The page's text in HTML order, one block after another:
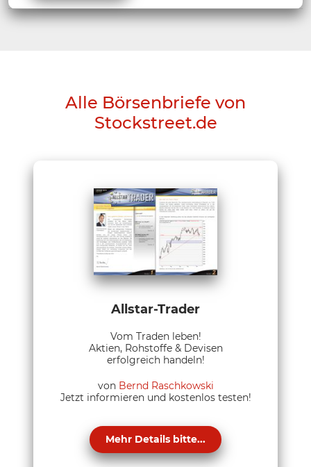
Alle Börsenbriefe von
Stockstreet.de
Allstar-Trader
Vom Traden leben!
Aktien, Rohstoffe & Devisen
erfolgreich handeln!
von Bernd Raschkowski
Jetzt informieren und kostenlos testen!
Mehr Details bitte...